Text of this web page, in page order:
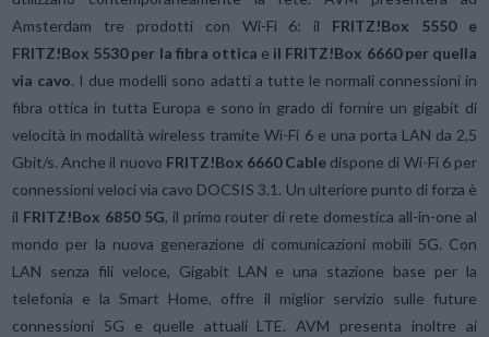
Amsterdam tre prodotti con Wi-Fi 6: il FRITZ!Box 5550 e
FRITZ!Box 5530 per la fibra ottica e il FRITZ!Box 6660 per quella
via cavo. I due modelli sono adatti a tutte le normali connessioni in
fibra ottica in tutta Europa e sono in grado di fornire un gigabit di
velocità in modalità wireless tramite Wi-Fi 6 e una porta LAN da 2,5
Gbit/s. Anche il nuovo FRITZ!Box 6660 Cable dispone di Wi-Fi 6 per
connessioni veloci via cavo DOCSIS 3.1. Un ulteriore punto di forza è
il FRITZ!Box 6850 5G, il primo router di rete domestica all-in-one al
mondo per la nuova generazione di comunicazioni mobili 5G. Con
LAN senza fili veloce, Gigabit LAN e una stazione base per la
telefonia e la Smart Home, offre il miglior servizio sulle future
connessioni 5G e quelle attuali LTE. AVM presenta inoltre ai